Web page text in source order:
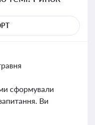
ми сформували
Ви